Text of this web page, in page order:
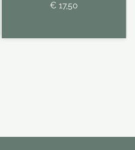
€ 17,50